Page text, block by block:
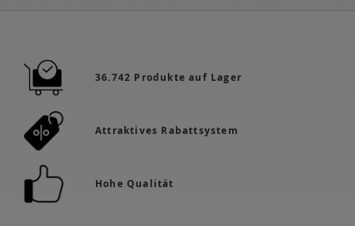
36.742 Produkte auf Lager
Attraktives Rabattsystem
Hohe Qualität